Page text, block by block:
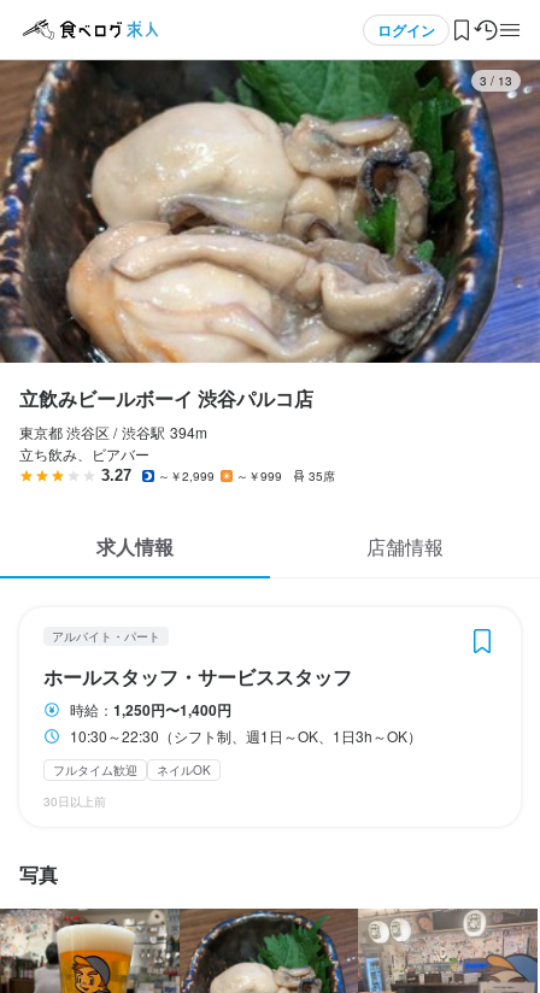
ログイン
ログイン・無料会員登録
食べログ求人TOP
求人検索
マイページ管理
気になる求人
検索履歴・保存した条件
応募履歴
ヘルプ・お問い合わせフォーム
掲載をご検討の店舗様へ
企業情報
3 / 13
立飲みビールボーイ 渋谷パルコ店
東京都 渋谷区 / 渋谷駅 394m
立ち飲み、ビアバー
3.27 ～￥2,999 ～￥999 35席
求人情報 店舗情報
アルバイト・パート
ホールスタッフ・サービススタッフ
時給： 1,250円〜1,400円
10:30～22:30（シフト制、週1日～OK、1日3h～OK）
フルタイム歓迎
ネイルOK
30日以上前
写真
アルバイト・パート 立飲みビールボーイ 渋谷パルコ店
ホールスタッフ・サービススタッフ
ホールスタッフ・サービススタッフ
時給1,250円〜1,400円
昇給あり 交通費支給 インセンティブあり
勤務時間
10:30～22:30（シフト制、週1日～OK、1日3h～OK）
ランチタイムのみ勤務OK 終電考慮あり
時短社員制度あり
長期勤務歓迎
自由シフト制(毎回、時間・曜日を選べる)
休日・休暇
月8日以上休みあり 土日祝のみ勤務OK
待遇
・契約期間の定めなし
・受動喫煙防止措置：屋内原則禁煙（喫煙専用室あり）
まかない・食事補助あり
特徴
応募画面へ進む